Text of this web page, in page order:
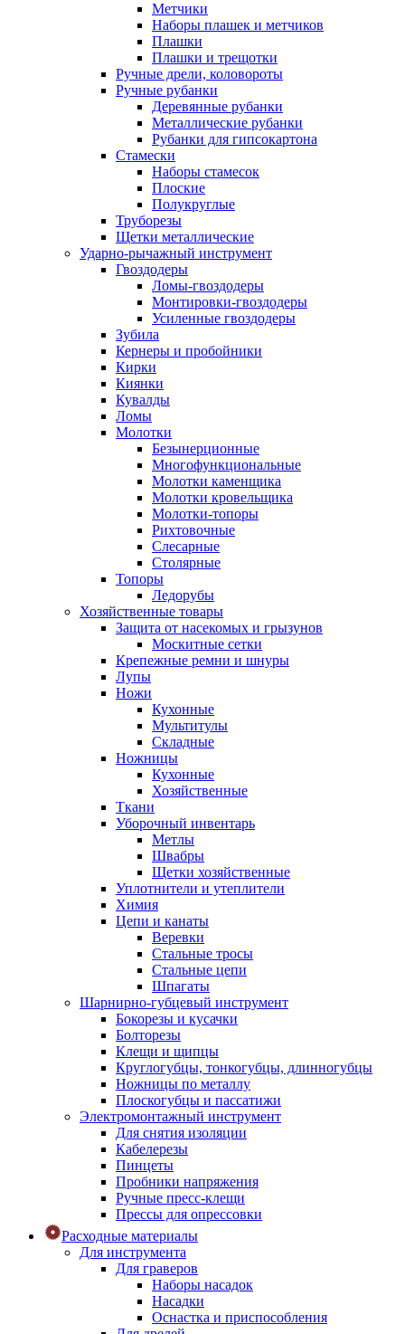
Метчики
Наборы плашек и метчиков
Плашки
Плашки и трещотки
Ручные дрели, коловороты
Ручные рубанки
Деревянные рубанки
Металлические рубанки
Рубанки для гипсокартона
Стамески
Наборы стамесок
Плоские
Полукруглые
Труборезы
Щетки металлические
Ударно-рычажный инструмент
Гвоздодеры
Ломы-гвоздодеры
Монтировки-гвоздодеры
Усиленные гвоздодеры
Зубила
Кернеры и пробойники
Кирки
Киянки
Кувалды
Ломы
Молотки
Безынерционные
Многофункциональные
Молотки каменщика
Молотки кровельщика
Молотки-топоры
Рихтовочные
Слесарные
Столярные
Топоры
Ледорубы
Хозяйственные товары
Защита от насекомых и грызунов
Москитные сетки
Крепежные ремни и шнуры
Лупы
Ножи
Кухонные
Мультитулы
Складные
Ножницы
Кухонные
Хозяйственные
Ткани
Уборочный инвентарь
Метлы
Швабры
Щетки хозяйственные
Уплотнители и утеплители
Химия
Цепи и канаты
Веревки
Стальные тросы
Стальные цепи
Шпагаты
Шарнирно-губцевый инструмент
Бокорезы и кусачки
Болторезы
Клещи и щипцы
Круглогубцы, тонкогубцы, длинногубцы
Ножницы по металлу
Плоскогубцы и пассатижи
Электромонтажный инструмент
Для снятия изоляции
Кабелерезы
Пинцеты
Пробники напряжения
Ручные пресс-клещи
Прессы для опрессовки
Расходные материалы
Для инструмента
Для граверов
Наборы насадок
Насадки
Оснастка и приспособления